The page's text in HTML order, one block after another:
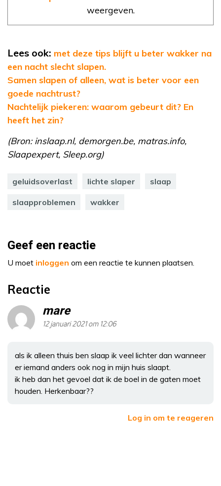
weergeven.
Lees ook: met deze tips blijft u beter wakker na
een nacht slecht slapen.
Samen slapen of alleen, wat is beter voor een
goede nachtrust?
Nachtelijk piekeren: waarom gebeurt dit? En
heeft het zin?
(Bron: inslaap.nl, demorgen.be, matras.info,
Slaapexpert, Sleep.org)
geluidsoverlast lichte slaper slaap
slaapproblemen wakker
Geef een reactie
U moet inloggen om een reactie te kunnen plaatsen.
Reactie
mare
12 januari 2021 om 12:06
als ik alleen thuis ben slaap ik veel lichter dan wanneer
er iemand anders ook nog in mijn huis slaapt.
ik heb dan het gevoel dat ik de boel in de gaten moet
houden. Herkenbaar??
Log in om te reageren